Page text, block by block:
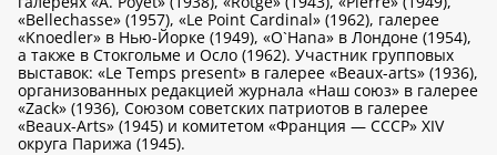
«Bellechasse» (1957), «Le Point Cardinal» (1962), галерее
«Knoedler» в Нью-Йорке (1949), «O`Hana» в Лондоне (1954),
а также в Стокгольме и Осло (1962). Участник групповых
выставок: «Le Temps present» в галерее «Beaux-arts» (1936),
организованных редакцией журнала «Наш союз» в галерее
«Zack» (1936), Союзом советских патриотов в галерее
«Beaux-Arts» (1945) и комитетом «Франция — СССР» XIV
округа Парижа (1945).